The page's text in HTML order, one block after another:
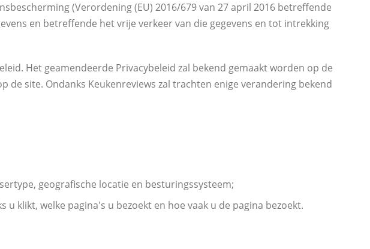
(Verordening (EU) 2016/679 van 27 april 2016 betreffende
en betreffende het vrije verkeer van die gegevens en tot intrekking
Het geamendeerde Privacybeleid zal bekend gemaakt worden op de
site. Ondanks Keukenreviews zal trachten enige verandering bekend
geografische locatie en besturingssysteem;
u klikt, welke pagina's u bezoekt en hoe vaak u de pagina bezoekt.